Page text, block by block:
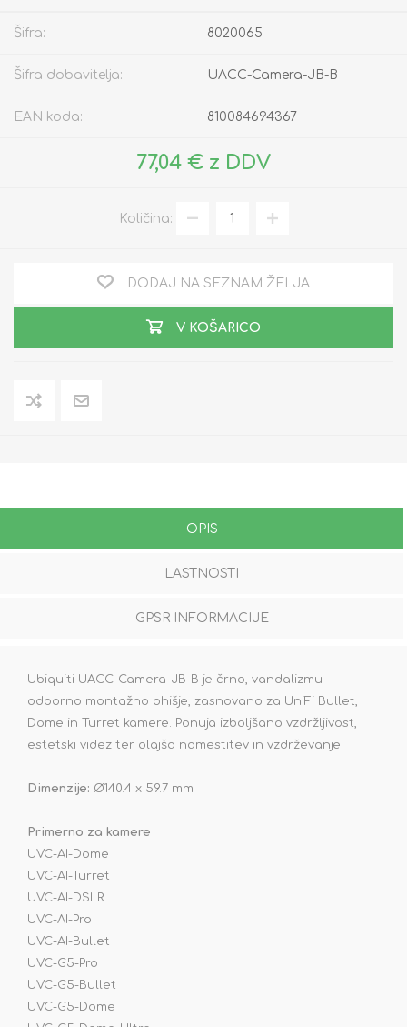
Šifra: 8020065
Šifra dobavitelja: UACC-Camera-JB-B
EAN koda: 810084694367
77,04 € z DDV
Količina:
DODAJ NA SEZNAM ŽELJA
V KOŠARICO
OPIS
LASTNOSTI
GPSR INFORMACIJE
Ubiquiti UACC-Camera-JB-B je črno, vandalizmu
odporno montažno ohišje, zasnovano za UniFi Bullet,
Dome in Turret kamere. Ponuja izboljšano vzdržljivost,
estetski videz ter olajša namestitev in vzdrževanje.
Dimenzije: Ø140.4 x 59.7 mm
Primerno za kamere
UVC-AI-Dome
UVC-AI-Turret
UVC-AI-DSLR
UVC-AI-Pro
UVC-AI-Bullet
UVC-G5-Pro
UVC-G5-Bullet
UVC-G5-Dome